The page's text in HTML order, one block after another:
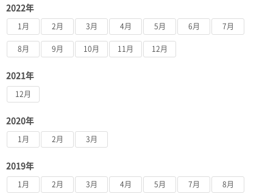
2022年
1月 2月 3月 4月 5月 6月 7月
8月 9月 10月 11月 12月
2021年
12月
2020年
1月 2月 3月
2019年
1月 2月 3月 4月 5月 7月 8月